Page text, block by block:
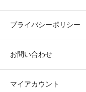
プライバシーポリシー
お問い合わせ
マイアカウント